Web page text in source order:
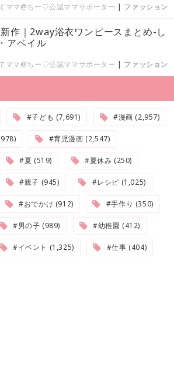
ママ@ちー♡公認ママサポーター | ファッション
作｜2way浴衣ワンピースまとめ-し
アベイル
ママ@ちー♡公認ママサポーター | ファッション
#子ども (7,691) #漫画 (2,957)
#育児漫画 (2,547)
#夏 (519) #夏休み (250)
#親子 (945) #レシピ (1,025)
#おでかけ (912) #手作り (350)
#男の子 (989) #幼稚園 (412)
#イベント (1,325) #仕事 (404)